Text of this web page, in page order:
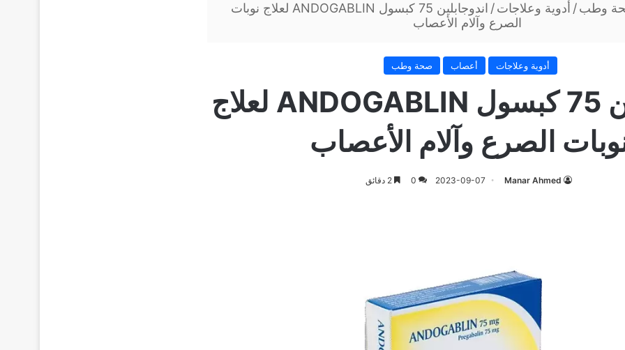
وطب/ أدوية وعلاجات/
اندوجابلين 75 كبسول ANDOGABLIN لعلاج نوبات
الصرع وآلام الأعصاب
أدوية وعلاجات أعصاب صحة وطب
اندوجابلين 75 كبسول ANDOGABLIN لعلاج
الصرع وآلام الأعصاب
Manar Ahmed
2023-09-07
0